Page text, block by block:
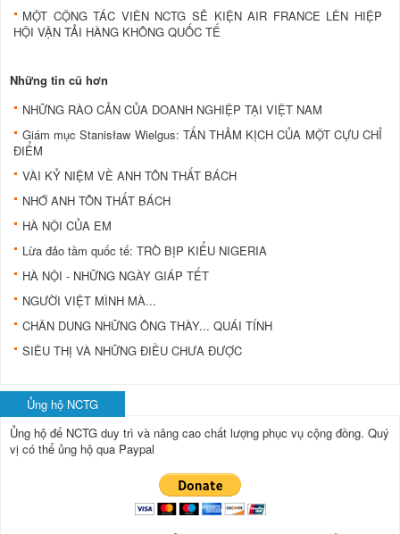
MỘT CỘNG TÁC VIÊN NCTG SẼ KIỆN AIR FRANCE LÊN HIỆP
HỘI VẬN TẢI HÀNG KHÔNG QUỐC TẾ
Những tin cũ hơn
NHỮNG RÀO CẢN CỦA DOANH NGHIỆP TẠI VIỆT NAM
Giám mục Stanisław Wielgus: TẤN THẢM KỊCH CỦA MỘT CỰU CHỈ
ĐIỂM
VÀI KỶ NIỆM VỀ ANH TÔN THẤT BÁCH
NHỚ ANH TÔN THẤT BÁCH
HÀ NỘI CỦA EM
Lừa đảo tầm quốc tế: TRÒ BỊP KIỂU NIGERIA
HÀ NỘI - NHỮNG NGÀY GIÁP TẾT
NGƯỜI VIỆT MÌNH MÀ...
CHÂN DUNG NHỮNG ÔNG THÀY... QUÁI TÍNH
SIÊU THỊ VÀ NHỮNG ĐIỀU CHƯA ĐƯỢC
Ủng hộ NCTG
Ủng hộ để NCTG duy trì và nâng cao chất lượng phục vụ cộng đồng. Quý
vị có thể ủng hộ qua Paypal